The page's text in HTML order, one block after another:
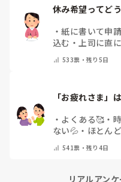
休み希望ってど
・紙に書いて申
込む ・ 上司に直
533票・残り5日
「お疲れさま」
・ よくある🥰 ・
ない💦 ・ ほとん
541票・残り4日
リアルアン